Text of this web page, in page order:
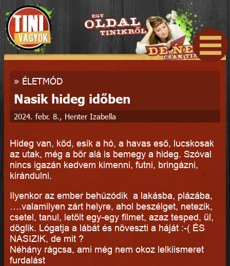
» ÉLETMÓD
Nasik hideg időben
2024. febr. 8., Henter Izabella
Hideg van, köd, esik a hó, a havas eső, lucskosak
az utak, még a bőr alá is bemegy a hideg. Szóval
nincs igazán kedvem kimenni, futni, bringázni,
kirándulni.
Ilyenkor az ember behúzódik a lakásba, plázába,
….valamilyen zárt helyre, ahol beszélget, netezik,
csetel, tanul, letölt egy-egy filmet, azaz tesped, ül,
döglik. Lógatja a lábát és növeszti a háját :-( ÉS
NASIZIK, de mit ?
Néhány rágcsa, ami még nem okoz lelkiismeret
furdalást